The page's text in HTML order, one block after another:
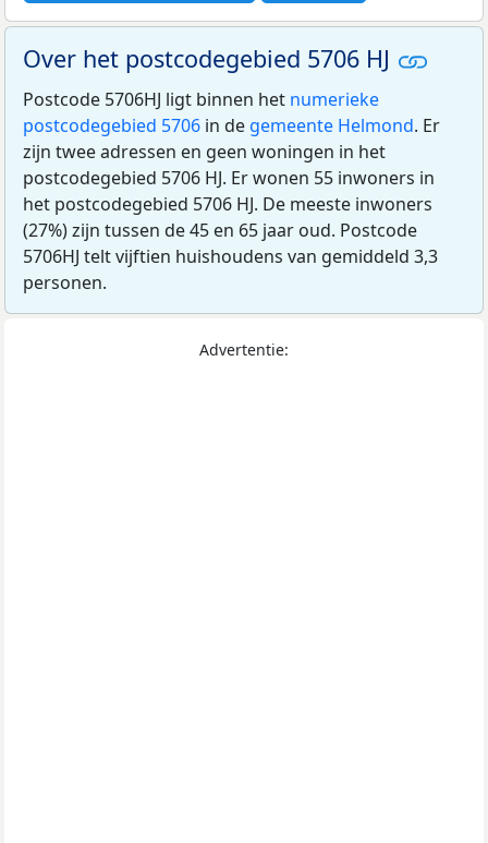
Over het postcodegebied 5706 HJ
Postcode 5706HJ ligt binnen het numerieke
postcodegebied 5706 in de gemeente Helmond. Er
zijn twee adressen en geen woningen in het
postcodegebied 5706 HJ. Er wonen 55 inwoners in
het postcodegebied 5706 HJ. De meeste inwoners
(27%) zijn tussen de 45 en 65 jaar oud. Postcode
5706HJ telt vijftien huishoudens van gemiddeld 3,3
personen.
Advertentie: